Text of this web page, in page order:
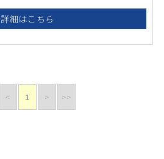
詳細はこちら
< 1 > >>